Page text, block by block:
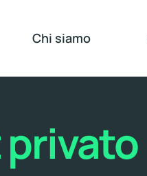
Chi siamo